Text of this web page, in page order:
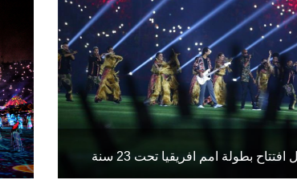
بطولة امم افريقيا تحت 23 سنة